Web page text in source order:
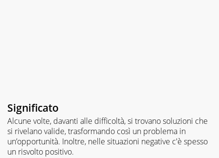
Significato
Alcune volte, davanti alle difficoltà, si trovano soluzioni che
si rivelano valide, trasformando così un problema in
un’opportunità. Inoltre, nelle situazioni negative c'è spesso
un risvolto positivo.